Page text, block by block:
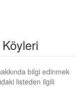
bilgi edinmek
listeden ilgili